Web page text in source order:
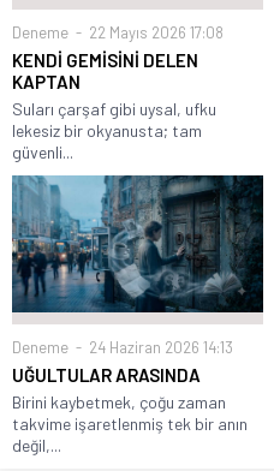
Deneme 22 Mayıs 2026 17:08
KENDİ GEMİSİNİ DELEN
KAPTAN
Suları çarşaf gibi uysal, ufku
lekesiz bir okyanusta; tam
güvenli...
Deneme 24 Haziran 2026 14:13
UĞULTULAR ARASINDA
Birini kaybetmek, çoğu zaman
takvime işaretlenmiş tek bir anın
değil,...